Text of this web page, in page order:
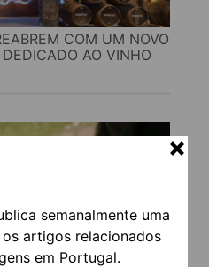
semanalmente uma
artigos relacionados
em Portugal.
COM UM NOVO
DEDICADO AO VINHO